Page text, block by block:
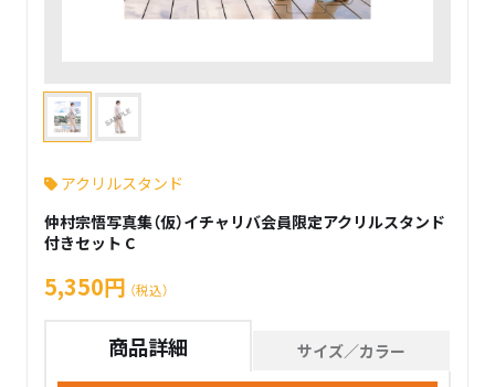
アクリルスタンド
仲村宗悟写真集（仮）イチャリバ会員限定アクリルスタンド
付きセット C
5,350円 （税込）
商品詳細 サイズ／カラー